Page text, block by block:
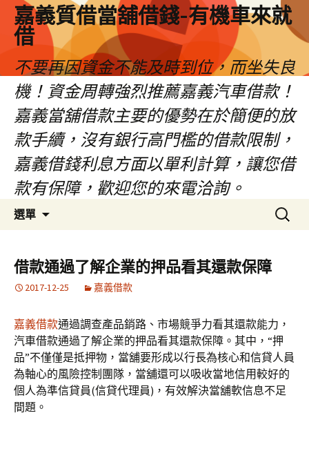
嘉義質借當舖借錢-有機車來就
借
不要再因資金不能及時到位，而坐失良
機！資金周轉強烈推薦嘉義汽車借款！
嘉義當舖借款主要的優勢在於簡便的放
款手續，沒有銀行高門檻的借款限制，
嘉義借錢利息方面以單利計算，讓您借
款有保障，歡迎您的來電洽詢。
選單
容
區
搜
尋
字:
借款通過了解企業的押品看其還款保障
2017-12-25 嘉義借款
嘉義借款通過調查產品銷路、市場競爭力看其還款能力，
汽車借款通過了解企業的押品看其還款保障。其中，“押
品”不僅僅是抵押物，當舖要形成以行長為核心和信貸人員
為軸心的風險控制團隊，當舖還可以吸收當地信用較好的
個人為準信貸員(信貸代理員)，有效解決當舖軟信息不足
間題。